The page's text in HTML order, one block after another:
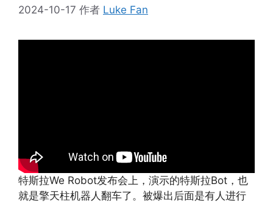
2024-10-17 作者 Luke Fan
特斯拉We Robot发布会上，演示的特斯拉Bot，也
就是擎天柱机器人翻车了。被爆出后面是有人进行